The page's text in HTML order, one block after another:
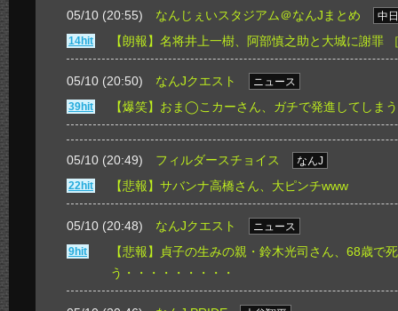
05/10 (20:55) なんじぇいスタジアム＠なんJまとめ
中
14hit
【朗報】名将井上一樹、阿部慎之助と大城に謝罪
05/10 (20:50) なんJクエスト
ニュース
39hit
【爆笑】おま◯こカーさん、ガチで発進してしま
05/10 (20:49) フィルダースチョイス
なんJ
22hit
【悲報】サバンナ高橋さん、大ピンチwww
05/10 (20:48) なんJクエスト
ニュース
9hit
【悲報】貞子の生みの親・鈴木光司さん、68歳で
う・・・・・・・・・